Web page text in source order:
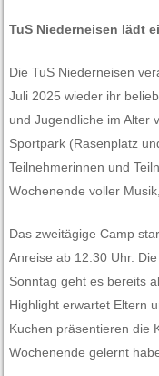
TuS Niederneisen lädt
Die TuS Niederneisen
Juli 2025 wieder ihr
und Jugendliche im Alter
Sportpark (Rasenplatz
Teilnehmerinnen und
Wochenende voller
Das zweitägige Camp
Anreise ab 12:30 Uhr.
Sonntag geht es bereits
Highlight erwartet Eltern
Kuchen präsentieren die
Wochenende gelernt